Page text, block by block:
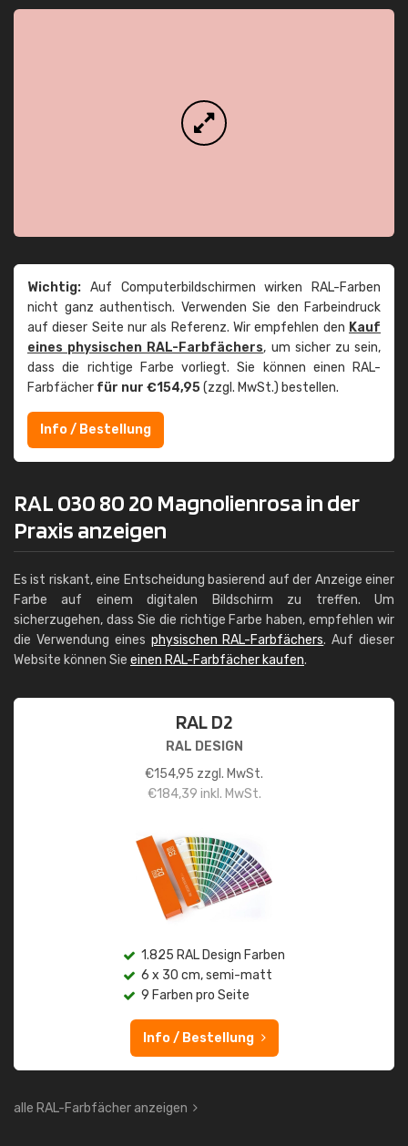
Wichtig: Auf Computerbildschirmen wirken RAL-Farben
nicht ganz authentisch. Verwenden Sie den Farbeindruck
auf dieser Seite nur als Referenz. Wir empfehlen den Kauf
eines physischen RAL-Farbfächers, um sicher zu sein,
dass die richtige Farbe vorliegt. Sie können einen RAL-
Farbfächer für nur €154,95(zzgl. MwSt.) bestellen.
Info / Bestellung
RAL 030 80 20 Magnolienrosa in der
Praxis anzeigen
Es ist riskant, eine Entscheidung basierend auf der Anzeige einer
Farbe auf einem digitalen Bildschirm zu treffen. Um
sicherzugehen, dass Sie die richtige Farbe haben, empfehlen wir
die Verwendung eines physischen RAL-Farbfächers. Auf dieser
Website können Sie einen RAL-Farbfächer kaufen.
RAL D2
RAL DESIGN
€154,95 zzgl. MwSt.
€184,39 inkl. MwSt.
1.825 RAL Design Farben
6 x 30 cm, semi-matt
9 Farben pro Seite
Info / Bestellung
alle RAL-Farbfächer anzeigen